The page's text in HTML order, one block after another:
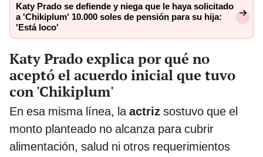
Katy Prado se defiende y niega que le haya solicitado
a 'Chikiplum' 10.000 soles de pensión para su hija:
'Está loco'
Katy Prado explica por qué no
aceptó el acuerdo inicial que tuvo
con 'Chikiplum'
En esa misma línea, laactriz sostuvo que el
monto planteado no alcanza para cubrir
alimentación, salud ni otros requerimientos